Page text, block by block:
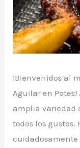
¡Bienvenidos al
Aguilar en
amplia variedad
todos los gustos.
cuidadosamente